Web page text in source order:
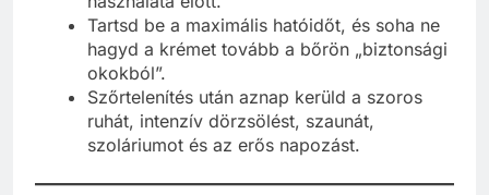
Tartsd be a maximális hatóidőt, és soha ne
hagyd a krémet tovább a bőrön „biztonsági
okokból”.
Szőrtelenítés után aznap kerüld a szoros
ruhát, intenzív dörzsölést, szaunát,
szoláriumot és az erős napozást.